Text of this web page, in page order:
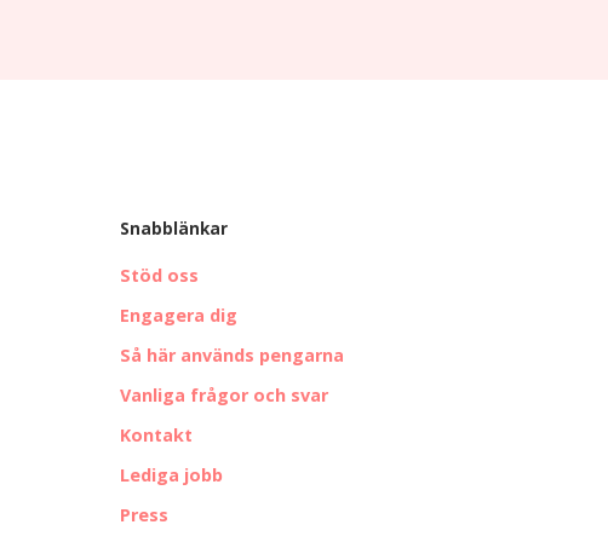
Snabblänkar
Stöd oss
Engagera dig
Så här används pengarna
Vanliga frågor och svar
Kontakt
Lediga jobb
Press